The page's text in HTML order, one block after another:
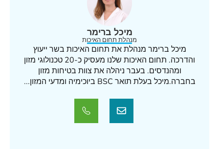
מיכל ברימר
מנהלת תחום האיכות
מיכל ברימר מנהלת את תחום האיכות בשר ייעוץ
והדרכה. תחום האיכות שלנו מעסיק כ-20 טכנולוגי מזון
ומהנדסים. בעבר ניהלה את צוות בטיחות מזון
בחברה.מיכל בעלת תואר BSC ביוכימיה ומדעי המזון...